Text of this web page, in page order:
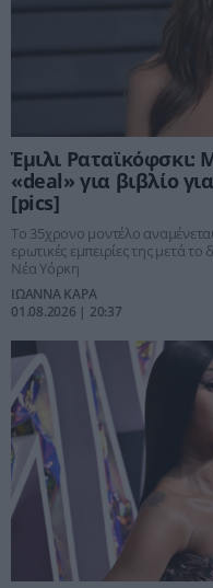
Έμιλι Ραταϊκόφσκι:
«deal» για βιβλίο
[pics]
Το 35χρονο μοντέλο
ερωτικές εμπειρίες της μετά
Νέα Υόρκη
ΙΩΑΝΝΑ ΚΑΡΑ
01.08.2026 | 20:37